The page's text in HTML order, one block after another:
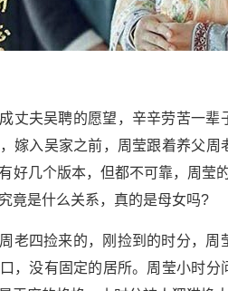
丈夫吴聘的愿望，辛辛劳苦一
嫁入吴家之前，周莹跟着养父
好几个版本，但都不可靠，周莹
竟是什么关系，真的是母女吗?
老四捡来的，刚捡到的时分，周
，没有固定的居所。周莹小时